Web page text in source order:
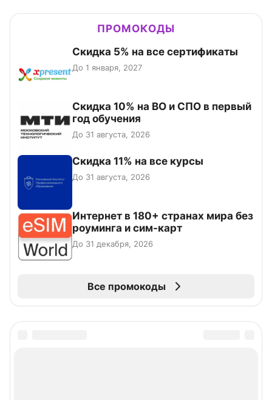
ПРОМОКОДЫ
Скидка 5% на все сертификаты
До 1 января, 2027
Скидка 10% на ВО и СПО в первый
год обучения
До 31 августа, 2026
Скидка 11% на все курсы
До 31 августа, 2026
Интернет в 180+ странах мира без
роуминга и сим-карт
До 31 декабря, 2026
Все промокоды